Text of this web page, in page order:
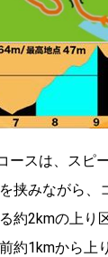
スは、スピ
挟みながら、
約2kmの上り
約1kmから上